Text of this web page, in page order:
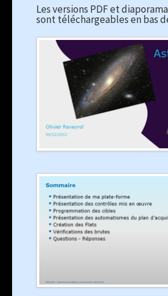
Les versions PDF et
sont téléchargeables en bas